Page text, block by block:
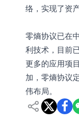
络，实现了资
零熵协议已在
利技术，目前
更多的应用项
加，零熵协议
伟布局。